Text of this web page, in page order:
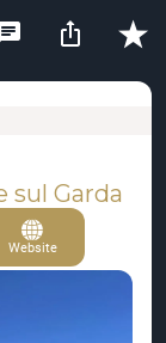
sul Garda
Website